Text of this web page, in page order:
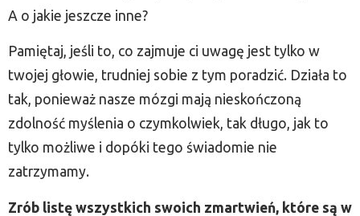
A o jakie jeszcze inne?
Pamiętaj, jeśli to, co zajmuje ci uwagę jest tylko w
twojej głowie, trudniej sobie z tym poradzić. Działa to
tak, ponieważ nasze mózgi mają nieskończoną
zdolność myślenia o czymkolwiek, tak długo, jak to
tylko możliwe i dopóki tego świadomie nie
zatrzymamy.
Zrób listę wszystkich swoich zmartwień, które są w